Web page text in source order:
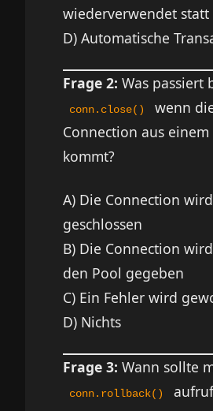
wiederverwendet
D) Automatische
Frage 2: Was passiert
conn.close()
wenn
Connection aus einem
kommt?
A) Die Connection wird
geschlossen
B) Die Connection
den Pool gegeben
C) Ein Fehler wird
D) Nichts
Frage 3: Wann sollte
conn.rollback()